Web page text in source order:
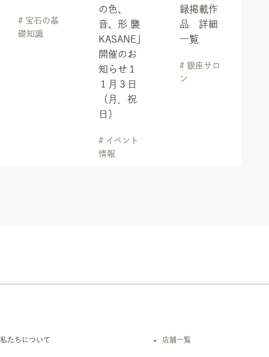
# 宝石の基
礎知識
の色、
音、形 襲
KASANE」
開催のお
知らせ１
１月３日
（月．祝
日）
# イベント
情報
録掲載作
品 詳細
一覧
# 銀座サロ
ン
私たちについて 店舗一覧